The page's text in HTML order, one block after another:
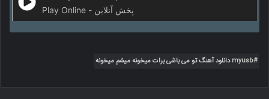
Play Online - پخش آنلاین
myusb دانلود آهنگ تو می باشی برات میخونه میشم میخونه